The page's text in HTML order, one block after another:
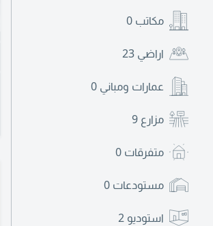
مكاتب 0
اراضي 23
عمارات ومباني 0
مزارع 9
متفرقات 0
مستودعات 0
استوديو 2